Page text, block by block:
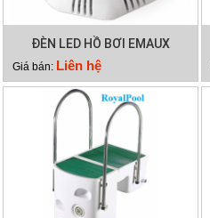
ĐÈN LED HỒ BƠI EMAUX
TP100
Giá bán: Liên hệ